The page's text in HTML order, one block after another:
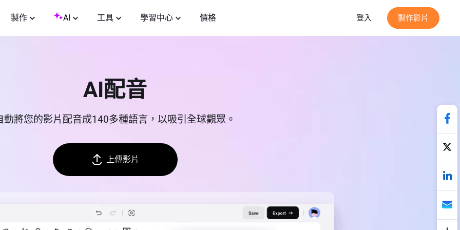
製作 AI 工具 學習中心 價格 登入 製作影片
AI配音
動將您的影片配音成140多種語言，以吸引全球觀眾。
上傳影片